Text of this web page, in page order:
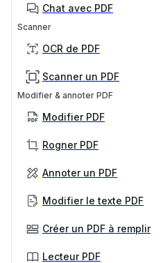
Chat avec PDF
Scanner
OCR de PDF
Scanner un PDF
Modifier & annoter PDF
Modifier PDF
Rogner PDF
Annoter un PDF
Modifier le texte PDF
Créer un PDF à remplir
Lecteur PDF